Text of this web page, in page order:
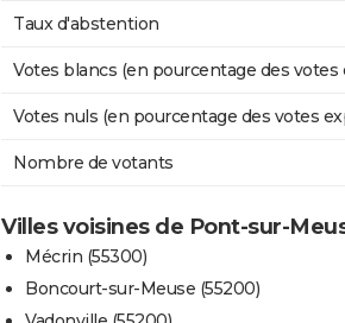
Taux d'abstention
Votes blancs (en pourcentage des votes
Votes nuls (en pourcentage des votes
Nombre de votants
Villes voisines de Pont-sur-
Mécrin (55300)
Boncourt-sur-Meuse (55200)